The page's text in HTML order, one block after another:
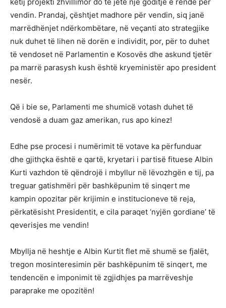
vendin. Prandaj, çështjet madhore për vendin, siq janë
marrëdhënjet ndërkombëtare, në veçanti ato strategjike
nuk duhet të lihen në dorën e individit, por, për to duhet
të vendoset në Parlamentin e Kosovës dhe askund tjetër
pa marrë parasysh kush është kryeministër apo president
nesër.
Që i bie se, Parlamenti me shumicë votash duhet të
vendosë a duam gaz amerikan, rus apo kinez!
Edhe pse procesi i numërimit të votave ka përfunduar
dhe gjithçka është e qartë, kryetari i partisë fituese Albin
Kurti vazhdon të qëndrojë i mbyllur në lëvozhgën e tij, pa
treguar gatishmëri për bashkëpunim të sinqert me
kampin opozitar për krijimin e institucioneve të reja,
përkatësisht Presidentit, e cila paraqet ‘nyjën gordiane’ të
qeverisjes me vendin!
Mbyllja në heshtje e Albin Kurtit flet më shumë se fjalët,
tregon mosinteresimin për bashkëpunim të sinqert, me
tendencën e imponimit të zgjidhjes pa marrëveshje
paraprake me opozitën!